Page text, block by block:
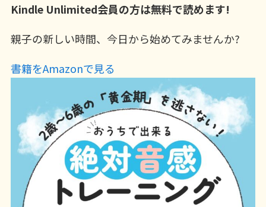
Kindle Unlimited会員の方は無料で読めます!
親子の新しい時間、今日から始めてみませんか?
書籍をAmazonで見る